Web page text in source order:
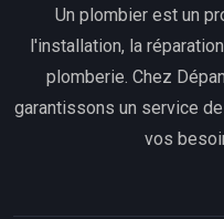
Un plombier est un
l'installation, la
plomberie. Chez
garantissons un service
vos